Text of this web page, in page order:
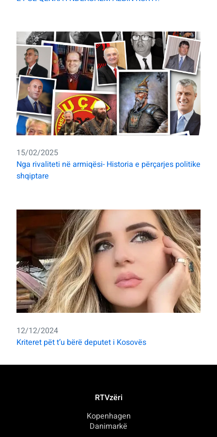
15/02/2025
Nga rivaliteti në armiqësi- Historia e përçarjes politike
shqiptare
12/12/2024
Kriteret pët t’u bërë deputet i Kosovës
RTVzëri
Kopenhagen
Danimarkë